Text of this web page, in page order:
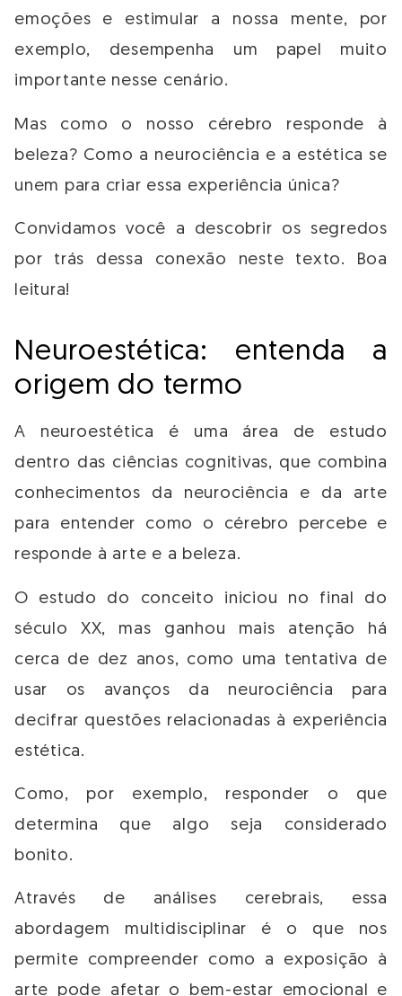
emoções e estimular a nossa mente, por
exemplo, desempenha um papel muito
importante nesse cenário.
Mas como o nosso cérebro responde à
beleza? Como a neurociência e a estética se
unem para criar essa experiência única?
Convidamos você a descobrir os segredos
por trás dessa conexão neste texto. Boa
leitura!
Neuroestética: entenda a
origem do termo
A neuroestética é uma área de estudo
dentro das ciências cognitivas, que combina
conhecimentos da neurociência e da arte
para entender como o cérebro percebe e
responde à arte e a beleza.
O estudo do conceito iniciou no final do
século XX, mas ganhou mais atenção há
cerca de dez anos, como uma tentativa de
usar os avanços da neurociência para
decifrar questões relacionadas à experiência
estética.
Como, por exemplo, responder o que
determina que algo seja considerado
bonito.
Através de análises cerebrais, essa
abordagem multidisciplinar é o que nos
permite compreender como a exposição à
arte pode afetar o bem-estar emocional e